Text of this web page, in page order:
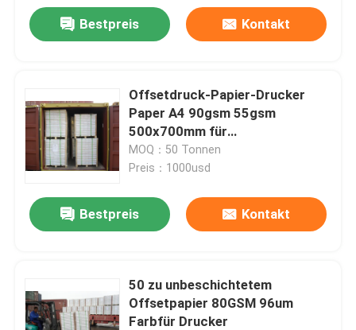
Bestpreis Kontakt
Offsetdruck-Papier-Drucker
Paper A4 90gsm 55gsm
500x700mm für
Schulsekretariat
MOQ：50 Tonnen
Preis：1000usd
Bestpreis Kontakt
50 zu unbeschichtetem
Offsetpapier 80GSM 96um
Farbfür Drucker